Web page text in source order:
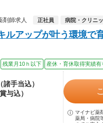
師求人
正社員 病院・クリニ
ルアップが叶う環境で
残業月10ｈ以下 産休・育休取得実績有
手当込）
与込）
マイナビ薬
薬局・病院